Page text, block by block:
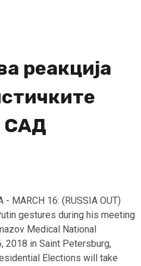
реакција
САД
- MARCH 16: (RUSSIA OUT)
gestures during his meeting
Medical National
2018 in Saint Petersburg,
Elections will take